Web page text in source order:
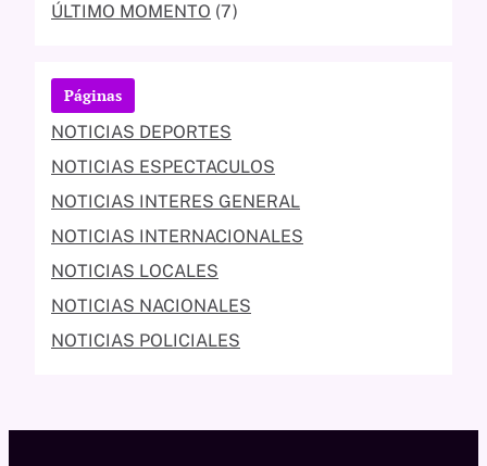
ÚLTIMO MOMENTO (7)
Páginas
NOTICIAS DEPORTES
NOTICIAS ESPECTACULOS
NOTICIAS INTERES GENERAL
NOTICIAS INTERNACIONALES
NOTICIAS LOCALES
NOTICIAS NACIONALES
NOTICIAS POLICIALES